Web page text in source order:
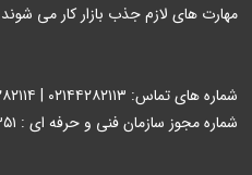
مهارت های لازم جذب بازار کار می
شماره های تماس: ۰۲۱۴۴۲۸۲۱۱۳ | ۰۲۱۴۴۲۸۲۱۱۴ | ۰۲۱۴۴۲۸۲۱۱۵
شماره مجوز سازمان فنی و حرفه ای : ۲۲۳۵۱